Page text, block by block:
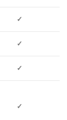
✓
✓
✓
✓